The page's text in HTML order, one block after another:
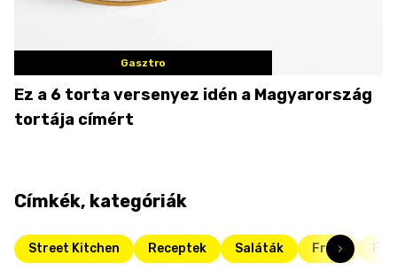
Gasztro
Ez a 6 torta versenyez idén a Magyarország
tortája címért
Címkék, kategóriák
Street Kitchen Receptek Saláták Friss Fitt